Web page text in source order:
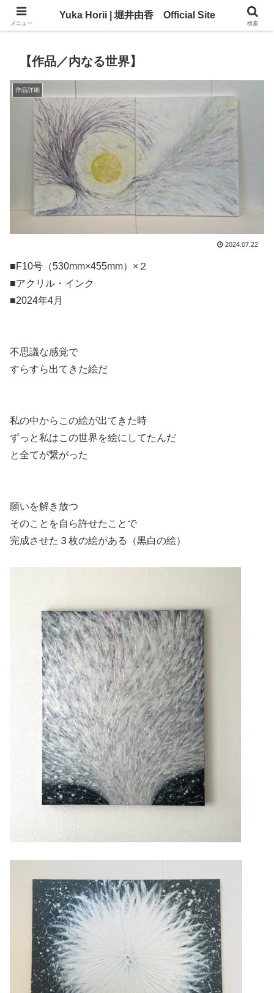
Yuka Horii | 堀井由香 Official Site
【作品／内なる世界】
作品詳細
2024.07.22
■F10号（530mm×455mm）×２
■アクリル・インク
■2024年4月
不思議な感覚で
すらすら出てきた絵だ
私の中からこの絵が出てきた時
ずっと私はこの世界を絵にしてたんだ
と全てが繋がった
願いを解き放つ
そのことを自ら許せたことで
完成させた３枚の絵がある（黒白の絵）
メニュー
Yuka Horii | 堀井由香 Official Site
検索